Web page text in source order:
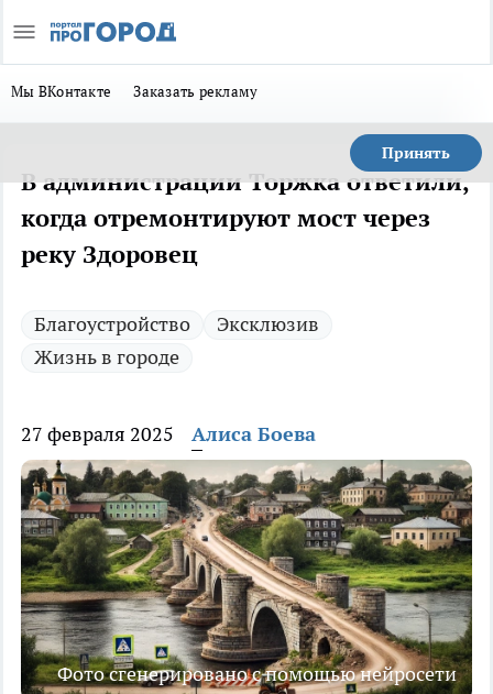
Мы ВКонтакте Заказать рекламу
Принять
В администрации Торжка ответили,
когда отремонтируют мост через
реку Здоровец
Благоустройство
Эксклюзив
Жизнь в городе
27 февраля 2025 Алиса Боева
Фото сгенерировано с помощью нейросети